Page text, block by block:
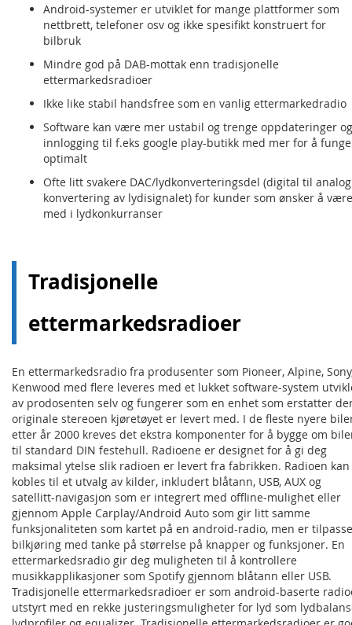
Android-systemer er utviklet for mange plattformer som
nettbrett, telefoner osv og ikke spesifikt konstruert for
bilbruk
Mindre god på DAB-mottak enn tradisjonelle
ettermarkedsradioer
Ikke like stabil handsfree som en vanlig ettermarkedradio
Software kan være mer ustabil og trenge oppdateringer og
innlogging til f.eks google play-butikk med mer for å
optimalt
Ofte litt svakere DAC/lydkonverteringsdel (digital til analog
konvertering av lydisignalet) for kunder som ønsker å være
med i lydkonkurranser
Tradisjonelle
ettermarkedsradioer
En ettermarkedsradio fra produsenter som Pioneer, Alpine,
Kenwood med flere leveres med et lukket software-system
av prodosenten selv og fungerer som en enhet som erstatter
originale stereoen kjøretøyet er levert med. I de fleste nyere
etter år 2000 kreves det ekstra komponenter for å bygge om
til standard DIN festehull. Radioene er designet for å gi deg
maksimal ytelse slik radioen er levert fra fabrikken. Radioen kan
kobles til et utvalg av kilder, inkludert blåtann, USB, AUX og
satellitt-navigasjon som er integrert med offline-mulighet eller
gjennom Apple Carplay/Android Auto som gir litt samme
funksjonaliteten som kartet på en android-radio, men er
bilkjøring med tanke på størrelse på knapper og funksjoner. En
ettermarkedsradio gir deg muligheten til å kontrollere
musikkapplikasjoner som Spotify gjennom blåtann eller USB.
Tradisjonelle ettermarkedsradioer er som android-baserte
utstyrt med en rekke justeringsmuligheter for lyd som